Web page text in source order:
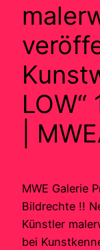
|
MWE Galerie
Bildrechte !!
Künstler
bei